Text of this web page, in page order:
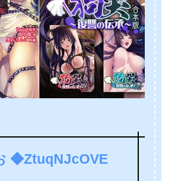
◆ZtuqNJcOVE